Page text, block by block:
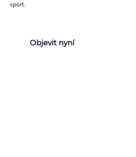
sport.
Objevit nyní